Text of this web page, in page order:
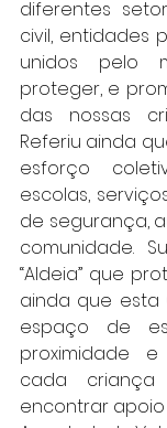
diferentes
civil, entidades
unidos pelo
proteger, e
das nossas
Referiu ainda
esforço
escolas,
de segurança,
comunidade.
“Aldeia” que
ainda que esta
espaço de
proximidade
cada
encontrar apoio